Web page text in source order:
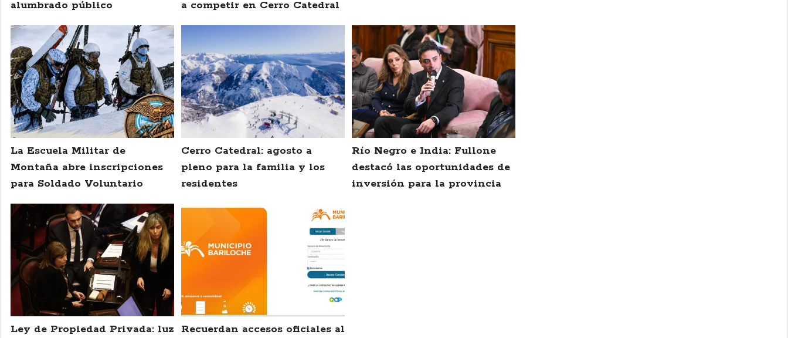
alumbrado público
a competir en Cerro Catedral
La Escuela Militar de
Montaña abre inscripciones
para Soldado Voluntario
Cerro Catedral: agosto a
pleno para la familia y los
residentes
Río Negro e India: Fullone
destacó las oportunidades de
inversión para la provincia
Ley de Propiedad Privada: luz
Recuerdan accesos oficiales al